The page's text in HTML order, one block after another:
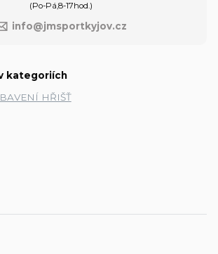
(Po-Pá,8-17hod.)
info@jmsportkyjov.cz
kategoriích
HŘIŠŤ